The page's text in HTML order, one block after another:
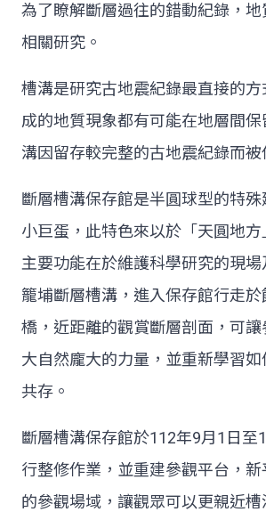
為了瞭解斷層過往的錯動紀錄，
相關研究。
槽溝是研究古地震紀錄最直接的
成的地質現象都有可能在地層間
溝因留存較完整的古地震紀錄而被
斷層槽溝保存館是半圓球型的特
小巨蛋，此特色來以於「天圓地方
主要功能在於維護科學研究的現
籠埔斷層槽溝，進入保存館行走
橋，近距離的觀賞斷層剖面，可讓
大自然龐大的力量，並重新學習
共存。
斷層槽溝保存館於112年9月1日至
行整修作業，並重建參觀平台，
的參觀場域，讓觀眾可以更親近